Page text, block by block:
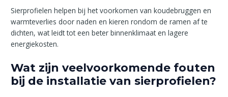
Sierprofielen helpen bij het voorkomen van koudebruggen en
warmteverlies door naden en kieren rondom de ramen af te
dichten, wat leidt tot een beter binnenklimaat en lagere
energiekosten.
Wat zijn veelvoorkomende fouten
bij de installatie van sierprofielen?